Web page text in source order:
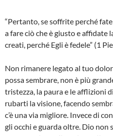
“Pertanto, se soffrite perché
a fare ciò che è giusto e affidate
creati, perché Egli è fedele” (1
Non rimanere legato al tuo
possa sembrare, non è più
tristezza, la paura e le afflizioni
rubarti la visione, facendo
c’è una via migliore. Invece di
gli occhi e guarda oltre. Dio non